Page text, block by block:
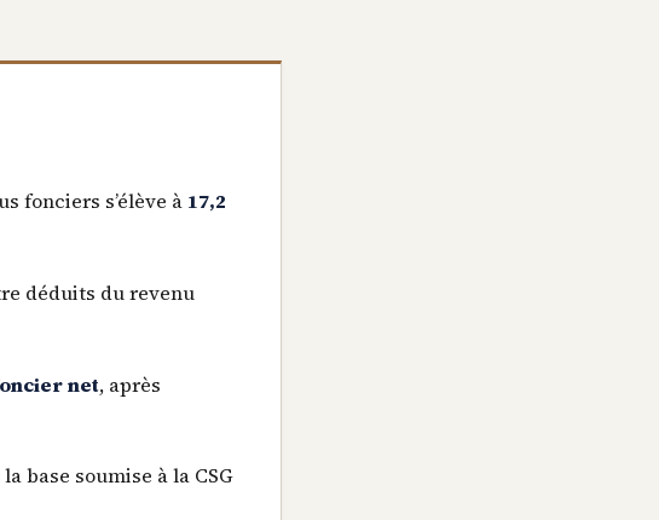
fonciers s’élève à 17,2
déduits du revenu
net, après
la base soumise à la CSG